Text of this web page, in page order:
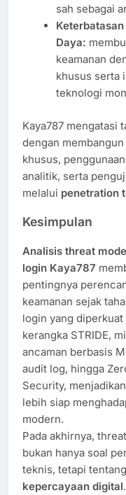
sah sebagai
Daya:
keamanan
khusus serta
teknologi
Kaya787 mengatasi
dengan
khusus,
analitik, serta
melalui penetration
Kesimpulan
Analisis threat
login Kaya787
pentingnya
keamanan sejak
login yang diperkuat
kerangka STRIDE,
ancaman berbasis
audit log, hingga
Security,
lebih siap
modern.
Pada akhirnya,
bukan hanya soal
teknis, tetapi
kepercayaan digital